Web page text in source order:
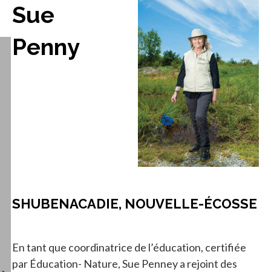
Sue
Penny
SHUBENACADIE, NOUVELLE-ÉCOSSE
En tant que coordinatrice de l’éducation, certifiée
par Éducation- Nature, Sue Penney a rejoint des